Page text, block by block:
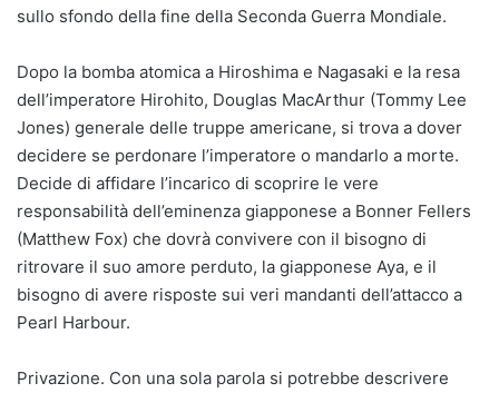
sullo sfondo della fine della Seconda Guerra Mondiale.
Dopo la bomba atomica a Hiroshima e Nagasaki e la resa
dell’imperatore Hirohito, Douglas MacArthur (Tommy Lee
Jones) generale delle truppe americane, si trova a dover
decidere se perdonare l’imperatore o mandarlo a morte.
Decide di affidare l’incarico di scoprire le vere
responsabilità dell’eminenza giapponese a Bonner Fellers
(Matthew Fox) che dovrà convivere con il bisogno di
ritrovare il suo amore perduto, la giapponese Aya, e il
bisogno di avere risposte sui veri mandanti dell’attacco a
Pearl Harbour.
Privazione. Con una sola parola si potrebbe descrivere